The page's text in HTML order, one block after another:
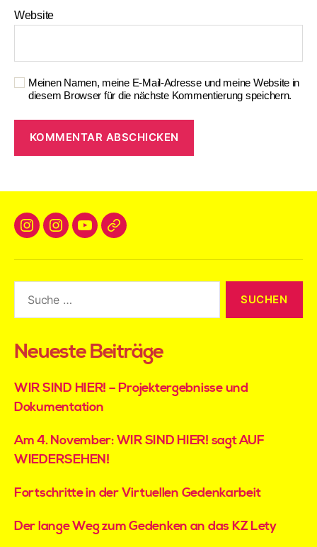
Website
Meinen Namen, meine E-Mail-Adresse und meine Website in
diesem Browser für die nächste Kommentierung speichern.
l
e
r
n
:
Neueste Beiträge
WIR SIND HIER! – Projektergebnisse und
Dokumentation
Am 4. November: WIR SIND HIER! sagt AUF
WIEDERSEHEN!
Fortschritte in der Virtuellen Gedenkarbeit
Der lange Weg zum Gedenken an das KZ Lety